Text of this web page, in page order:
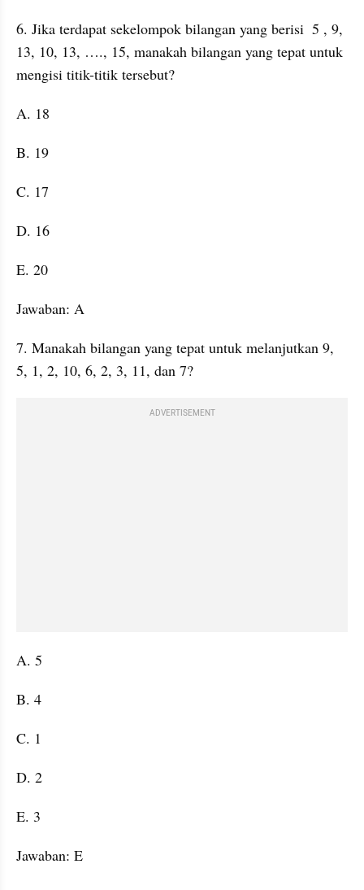
6. Jika terdapat sekelompok bilangan yang berisi  5 , 9,
13, 10, 13, …., 15, manakah bilangan yang tepat untuk
mengisi titik-titik tersebut?
A. 18
B. 19
C. 17
D. 16
E. 20
Jawaban: A
7. Manakah bilangan yang tepat untuk melanjutkan 9,
5, 1, 2, 10, 6, 2, 3, 11, dan 7?
ADVERTISEMENT
A. 5
B. 4
C. 1
D. 2
E. 3
Jawaban: E